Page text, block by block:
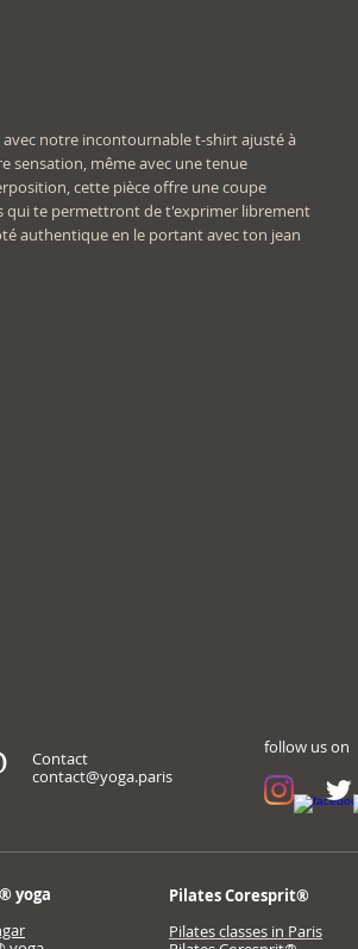
notre incontournable t-shirt ajusté à
sensation, même avec une tenue
cette pièce offre une coupe
qui te permettront de t'exprimer librement
authentique en le portant avec ton jean
Contact
contact@yoga.paris
follow us on
yoga
Pilates Coresprit®
Pilates classes in Paris